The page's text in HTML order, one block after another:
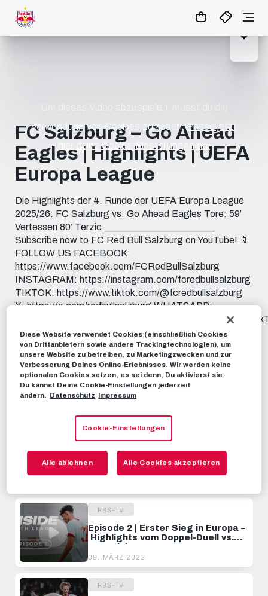
MATCHCENTER
Verwendung von Cookies zulassen. Passe jetzt
hier deine Cookie-Einstellungen an.
FC Salzburg – Go Ahead
Eagles | Highlights | UEFA
Europa League
Die Highlights der 4. Runde der UEFA Europa League
2025/26: FC Salzburg vs. Go Ahead Eagles Tore: 59’
Vertessen 80’ Terzic _______________________
Subscribe now to FC Red Bull Salzburg on YouTube! 📱
FOLLOW US FACEBOOK:
https://www.facebook.com/FCRedBullSalzburg
INSTAGRAM: https://instagram.com/fcredbullsalzburg
TIKTOK: https://www.tiktok.com/@fcredbullsalzburg
X: https://x.com/redbullsalzburg WHATSAPP:
https://www.whatsapp.com/channel/
THREADS:
https://www.threads.net/@fcredbullsalzburg 🎟️ GET
YOUR TICKET: https://www.redbullsalzburg.at/tickets
🎒 FANSHOP: https://www.redbullshop.com/de-int/rb-
salzburg/
Dieses Video teilen:
Tweet
RBS-TV
Episode 2 | Erster Sieg in Europa –
Highlights vom Doppel-Duell vs.
Zagreb | INSIDE YOUTH LEAGUE
09. MÄRZ 2023
RBS-TV
Diese Website verwendet Cookies (einschließlich Cookies
von Drittanbietern sowie andere Trackingtechnologien), um
unsere Website zu betreiben, zu Marketingzwecken und zur
Verbesserung Deines Online-Erlebnisses. Wir werden keine
optionalen Cookies setzen, es sei denn, Du aktivierst sie.
Du kannst Deine Cookie-Einstellungen jederzeit
ändern.
Datenschutz Impressum
Cookie-Einstellungen
Alle ablehnen Alle Cookies akzeptieren